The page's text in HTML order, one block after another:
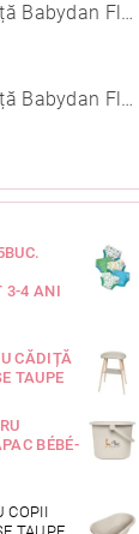
Poartă de siguranță Babydan Flexi Fit metal neagră 67-105,5 cm cu înșurubare
Poartă de siguranță Babydan Flexi Fit metal neagră 67-105,5 cm cu înșurubare
3-4 ANI
CĂDIȚĂ
TAUPE
BÉBÉ-
COPII